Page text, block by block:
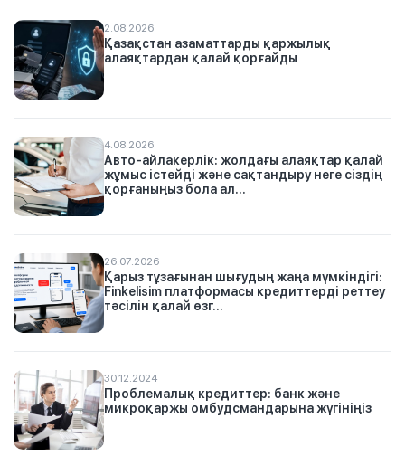
2.08.2026
Қазақстан азаматтарды қаржылық
алаяқтардан қалай қорғайды
4.08.2026
Авто-айлакерлік: жолдағы алаяқтар қалай
жұмыс істейді және сақтандыру неге сіздің
қорғаныңыз бола ал...
26.07.2026
Қарыз тұзағынан шығудың жаңа мүмкіндігі:
Finkelisim платформасы кредиттерді реттеу
тәсілін қалай өзг...
30.12.2024
Проблемалық кредиттер: банк және
микроқаржы омбудсмандарына жүгініңіз